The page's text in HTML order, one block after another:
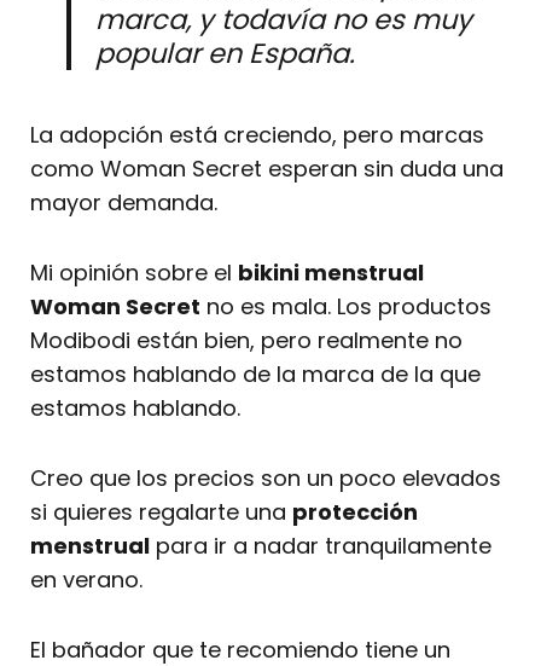
marca, y todavía no es muy
popular en España.
La adopción está creciendo, pero marcas
como Woman Secret esperan sin duda una
mayor demanda.
Mi opinión sobre el bikini menstrual
Woman Secret no es mala. Los productos
Modibodi están bien, pero realmente no
estamos hablando de la marca de la que
estamos hablando.
Creo que los precios son un poco elevados
si quieres regalarte una protección
menstrual para ir a nadar tranquilamente
en verano.
El bañador que te recomiendo tiene un